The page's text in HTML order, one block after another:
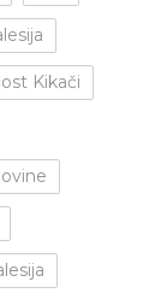
Kikači